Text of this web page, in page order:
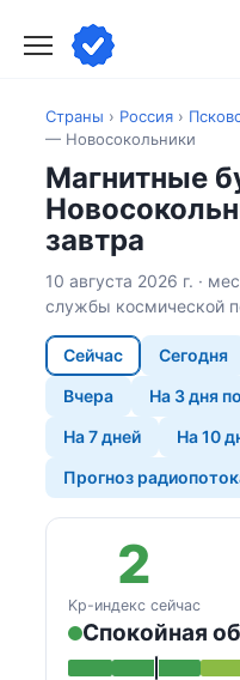
содержанию
Страны › Россия ›
— Новосокольники
Магнитные
завтра
10 августа 2026 г. ·
службы космической
Сейчас Сегодня
Вчера
На 3 дня
На 7 дней
На 10
Прогноз
2
Kp-индекс сейчас
Спокойная